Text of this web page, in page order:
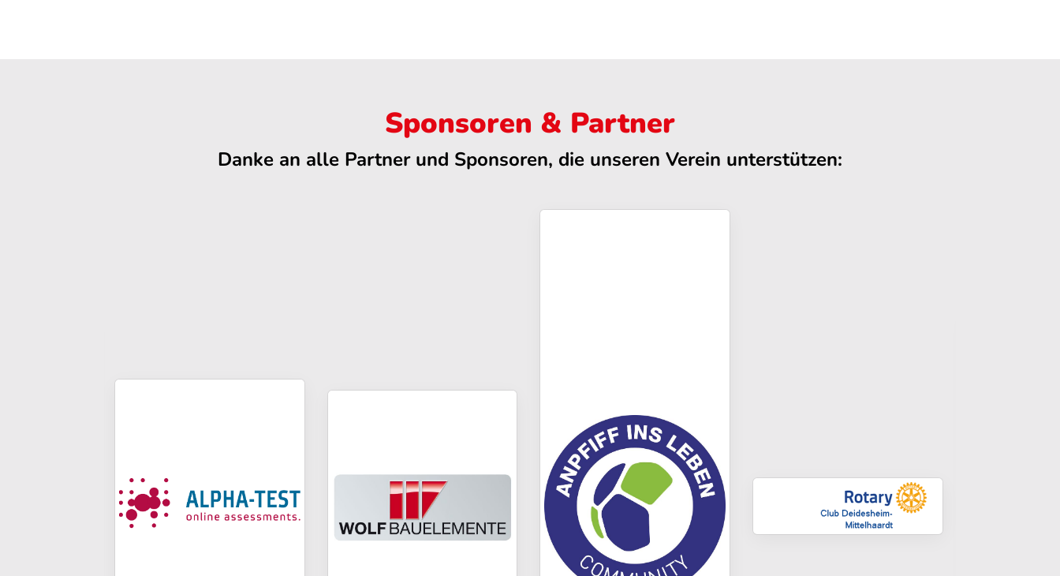
Sponsoren & Partner
Danke an alle Partner und Sponsoren, die unseren Verein unterstützen: